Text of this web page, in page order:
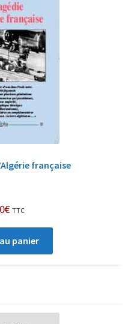
française
€ TTC
panier